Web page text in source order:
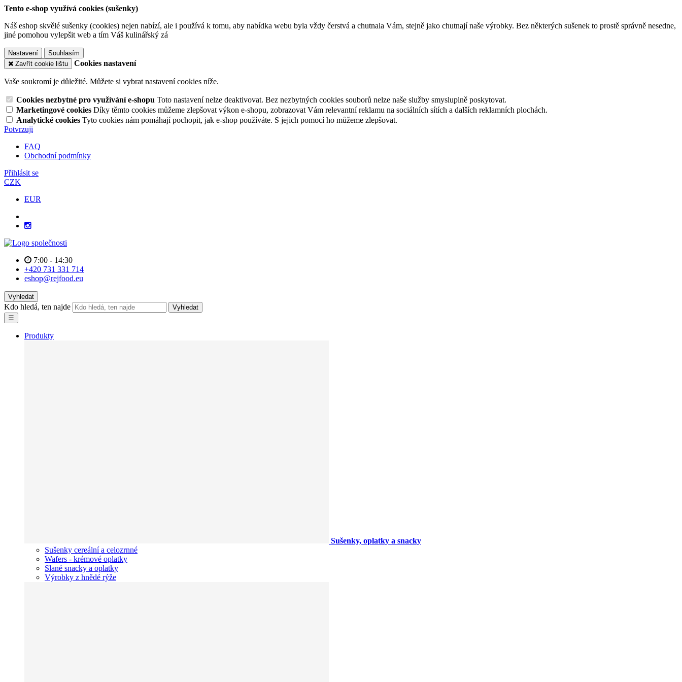
Tento e-shop využívá cookies (sušenky)
Náš eshop skvělé sušenky (cookies) nejen nabízí, ale i používá k tomu, aby nabídka webu byla vždy čerstvá a chutnala Vám, stejně jako chutnají naše výrobky. Bez některých sušenek to prostě správně nesedne,
jiné pomohou vylepšit web a tím Váš kulinářský zá
Nastavení
Souhlasím
Zavřít cookie lištu
Cookies nastavení
Vaše soukromí je důležité. Můžete si vybrat nastavení cookies níže.
Cookies nezbytné pro využívání e-shopu Toto nastavení nelze deaktivovat. Bez nezbytných cookies souborů nelze naše služby smysluplně poskytovat.
Marketingové cookies Díky těmto cookies můžeme zlepšovat výkon e-shopu, zobrazovat Vám relevantní reklamu na sociálních sítích a dalších reklamních plochách.
Analytické cookies Tyto cookies nám pomáhají pochopit, jak e-shop používáte. S jejich pomocí ho můžeme zlepšovat.
Potvrzuji
FAQ
Obchodní podmínky
Přihlásit se
CZK
EUR
7:00 - 14:30
+420 731 331 714
eshop@rejfood.eu
Vyhledat
Kdo hledá, ten najde
Vyhledat
☰
Produkty
Sušenky, oplatky a snacky
Sušenky cereální a celozrnné
Wafers - krémové oplatky
Slané snacky a oplatky
Výrobky z hnědé rýže